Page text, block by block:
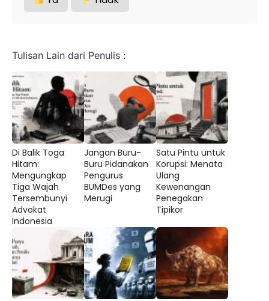
Tulisan Lain dari Penulis :
Di Balik Toga
Hitam:
Mengungkap
Tiga Wajah
Tersembunyi
Advokat
Indonesia
Jangan Buru-
Buru Pidanakan
Pengurus
BUMDes yang
Merugi
Satu Pintu untuk
Korupsi: Menata
Ulang
Kewenangan
Penegakan
Tipikor